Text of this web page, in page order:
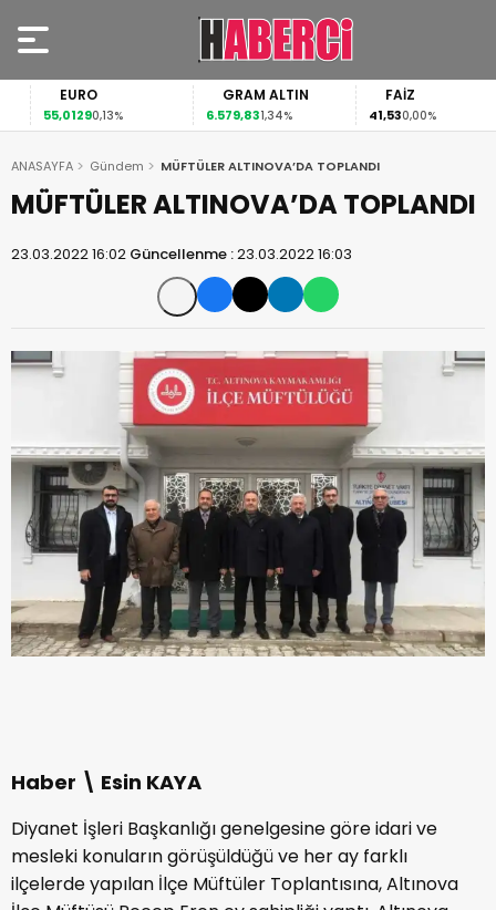
EURO
55,01290,13%
GRAM ALTIN
6.579,831,34%
FAİZ
41,530,00%
ANASAYFA Gündem MÜFTÜLER ALTINOVA’DA TOPLANDI
MÜFTÜLER ALTINOVA’DA TOPLANDI
23.03.2022 16:02 Güncellenme :23.03.2022 16:03
Haber \ Esin KAYA
Diyanet İşleri Başkanlığı genelgesine göre idari ve
mesleki konuların görüşüldüğü ve her ay farklı
ilçelerde yapılan İlçe Müftüler Toplantısına, Altınova